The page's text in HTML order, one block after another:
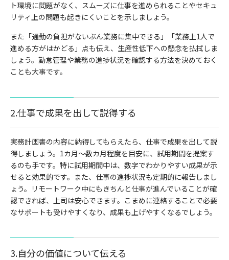
ト環境に問題がなく、スムーズに仕事を進められることやセキュ
リティ上の問題も起きにくいことを示しましょう。
また「通勤の負担がないぶん業務に集中できる」「業務上1人で
進める方がはかどる」点も伝え、生産性低下への懸念を払拭しま
しょう。勤怠管理や業務の進捗状況を確認する方法を決めておく
ことも大事です。
2.仕事で成果を出して説得する
実務計画書の内容に納得してもらえたら、仕事で成果を出して説
得しましょう。1カ月〜数カ月程度を目安に、試用期間を提案す
るのも手です。特に試用期間中は、数字でわかりやすい成果が示
せると効果的です。また、仕事の進捗状況も定期的に報告しまし
ょう。リモートワーク中にもきちんと仕事が進んでいることが確
認できれば、上司は安心できます。こまめに連絡することで必要
なサポートも受けやすくなり、成果も上げやすくなるでしょう。
3.自分の価値について伝える